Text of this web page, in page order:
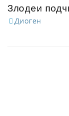
Злодеи
Диоген